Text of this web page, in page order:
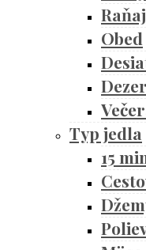
Obed
Typ jedla
15